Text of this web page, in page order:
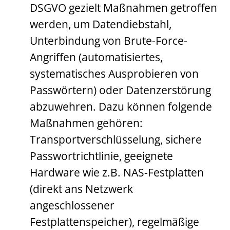
DSGVO gezielt Maßnahmen getroffen
werden, um Datendiebstahl,
Unterbindung von Brute-Force-
Angriffen (automatisiertes,
systematisches Ausprobieren von
Passwörtern) oder Datenzerstörung
abzuwehren. Dazu können folgende
Maßnahmen gehören:
Transportverschlüsselung, sichere
Passwortrichtlinie, geeignete
Hardware wie z.B. NAS-Festplatten
(direkt ans Netzwerk
angeschlossener
Festplattenspeicher), regelmäßige